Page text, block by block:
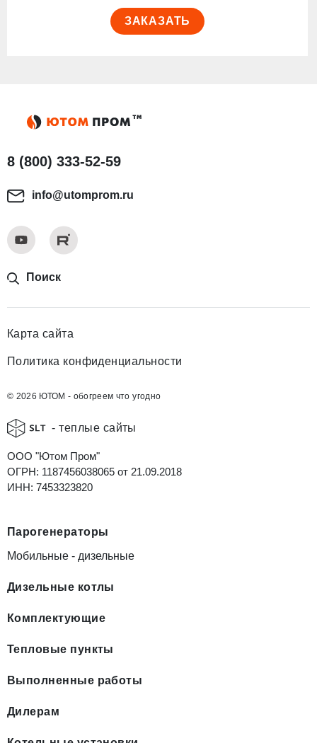
ЗАКАЗАТЬ
8 (800) 333-52-59
info@utomprom.ru
Поиск
Карта сайта
Политика конфиденциальности
© 2026 ЮТОМ - обогреем что угодно
- теплые сайты
ООО "Ютом Пром"
ОГРН: 1187456038065 от 21.09.2018
ИНН: 7453323820
Парогенераторы
Мобильные - дизельные
Дизельные котлы
Комплектующие
Тепловые пункты
Выполненные работы
Дилерам